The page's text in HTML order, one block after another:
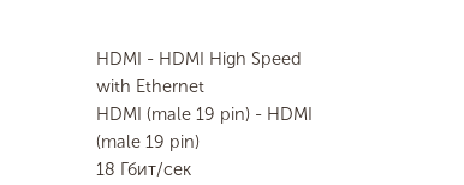
HDMI - HDMI High Speed
with Ethernet
HDMI (male 19 pin) - HDMI
(male 19 pin)
18 Гбит/сек